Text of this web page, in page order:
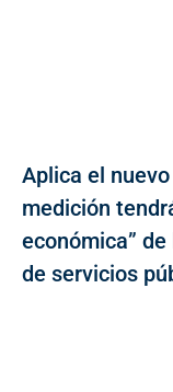
Aplica el
medición
económica”
de servicios